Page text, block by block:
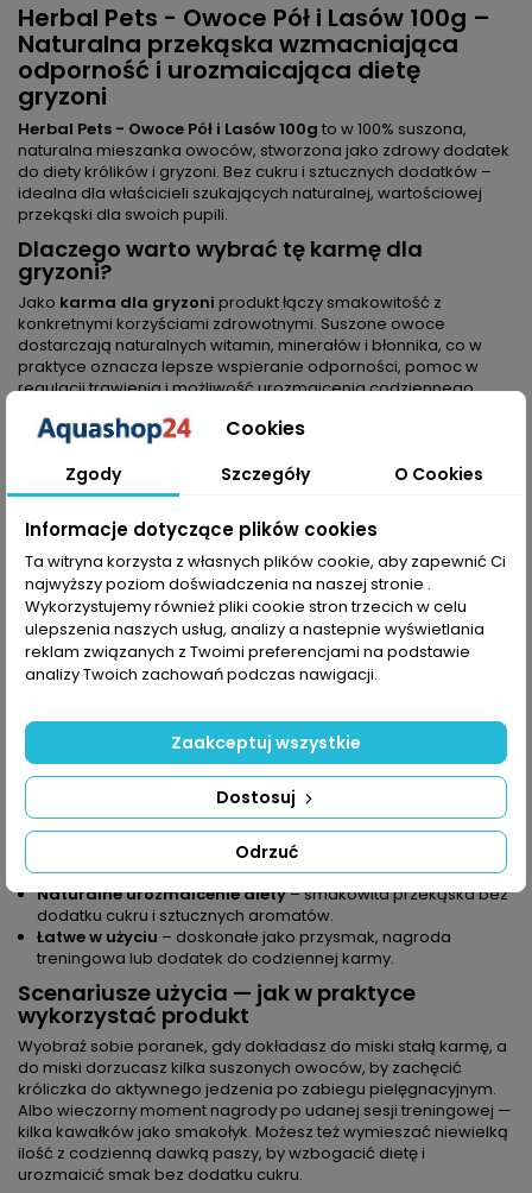
Herbal Pets - Owoce Pół i Lasów 100g –
Naturalna przekąska wzmacniająca
odporność i urozmaicająca dietę
gryzoni
Herbal Pets - Owoce Pół i Lasów 100g to w 100% suszona,
naturalna mieszanka owoców, stworzona jako zdrowy dodatek
do diety królików i gryzoni. Bez cukru i sztucznych dodatków –
idealna dla właścicieli szukających naturalnej, wartościowej
przekąski dla swoich pupili.
Dlaczego warto wybrać tę karmę dla
gryzoni?
Jako karma dla gryzoni produkt łączy smakowitość z
konkretnymi korzyściami zdrowotnymi. Suszone owoce
dostarczają naturalnych witamin, minerałów i błonnika, co w
praktyce oznacza lepsze wspieranie odporności, pomoc w
regulacji trawienia i możliwość urozmaicenia codziennego
Skład i naturalne działanie składników
Skład:owoce dzikiej róży, tarniny, aronii, głogu, jabłoni.
odporność i może łagodzić objawy dolegliwości
żołądkowo‑jelitowych.
Tarnina – działa wspomagająco przy problemach
trawiennych i wspiera funkcje układu moczowego.
Aronia– źródło antyoksydantów, wspiera naturalne
mechanizmy obronne organizmu.
Głóg– korzystny dla układu krążenia i serca.
Jabłoń (owoce)– dostarcza witamin A, C i z grupy B oraz
Kluczowe korzyści dla Twojego pupila
Wzmacnia odpornośćdzięki naturalnej zawartości witamin
(np. witaminy C z dzikiej róży).
Wspiera układ pokarmowy– błonnik i wybrane owoce
pomagają regulować trawienie.
Wpływa na układ krążenia– składniki takie jak głóg
wspierają serce i krążenie.
Naturalne urozmaicenie diety– smakowita przekąska bez
dodatku cukru i sztucznych aromatów.
Łatwe w użyciu – doskonałe jako przysmak, nagroda
treningowa lub dodatek do codziennej karmy.
Scenariusze użycia — jak w praktyce
wykorzystać produkt
Wyobraź sobie poranek, gdy dokładasz do miski stałą karmę, a
do miski dorzucasz kilka suszonych owoców, by zachęcić
króliczka do aktywnego jedzenia po zabiegu pielęgnacyjnym.
Albo wieczorny moment nagrody po udanej sesji treningowej —
kilka kawałków jako smakołyk. Możesz też wymieszać niewielką
ilość z codzienną dawką paszy, by wzbogacić dietę i
urozmaicić smak bez dodatku cukru.
Cookies
Zgody Szczegóły O Cookies
Informacje dotyczące plików cookies
Ta witryna korzysta z własnych plików cookie, aby zapewnić Ci
najwyższy poziom doświadczenia na naszej stronie .
Wykorzystujemy również pliki cookie stron trzecich w celu
ulepszenia naszych usług, analizy a nastepnie wyświetlania
reklam związanych z Twoimi preferencjami na podstawie
analizy Twoich zachowań podczas nawigacji.
Odrzuć
Dostosuj
Zaakceptuj wszystkie